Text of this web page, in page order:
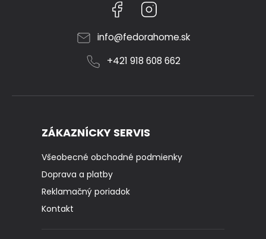
Facebook
info@fedorahome.sk
+421 918 608 662
ZÁKAZNÍCKY SERVIS
Všeobecné obchodné podmienky
Doprava a platby
Reklamačný poriadok
Kontakt